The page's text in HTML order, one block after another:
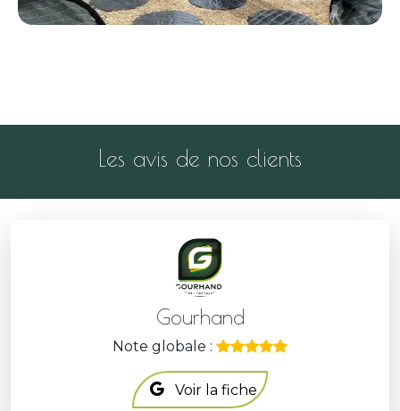
Les avis de nos clients
Gourhand
Note globale :
Voir la fiche